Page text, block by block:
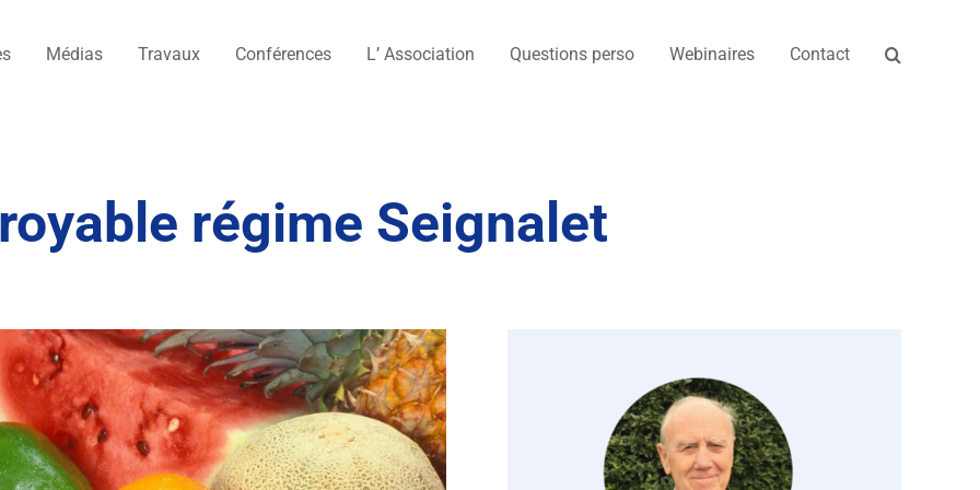
Médias Travaux Conférences L’ Association Questions perso Webinaires Contact
régime Seignalet